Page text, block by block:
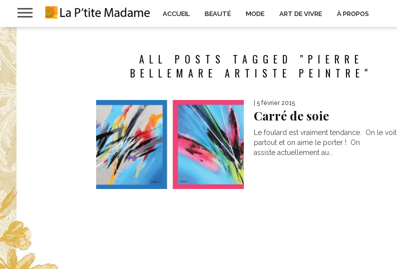
ACCUEIL BEAUTÉ MODE ART DE VIVRE À PROPOS
ALL POSTS TAGGED "PIERRE
BELLEMARE ARTISTE PEINTRE"
| 5 février 2015
Carré de soie
Le foulard est vraiment tendance. On le voit
partout et on aime le porter ! On
assiste actuellement au...